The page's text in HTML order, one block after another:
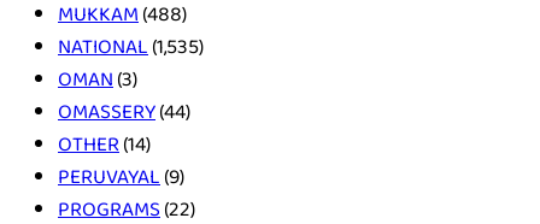
MUKKAM(488)
NATIONAL(1,535)
OMAN(3)
OMASSERY(44)
OTHER(14)
PERUVAYAL(9)
PROGRAMS(22)